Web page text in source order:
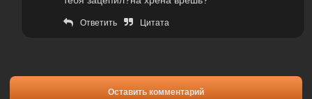
Ответить Цитата
Оставить комментарий